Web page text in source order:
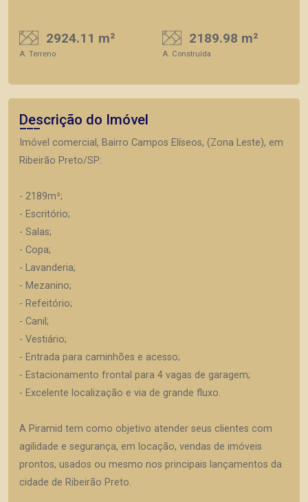
2924.11 m²
A. Terreno
2189.98 m²
A. Construída
Descrição do Imóvel
Imóvel comercial, Bairro Campos Elíseos, (Zona Leste), em
Ribeirão Preto/SP:
- 2189m²;
- Escritório;
- Salas;
- Copa;
- Lavanderia;
- Mezanino;
- Refeitório;
- Canil;
- Vestiário;
- Entrada para caminhões e acesso;
- Estacionamento frontal para 4 vagas de garagem;
- Excelente localização e via de grande fluxo.
A Piramid tem como objetivo atender seus clientes com
agilidade e segurança, em locação, vendas de imóveis
prontos, usados ou mesmo nos principais lançamentos da
cidade de Ribeirão Preto.